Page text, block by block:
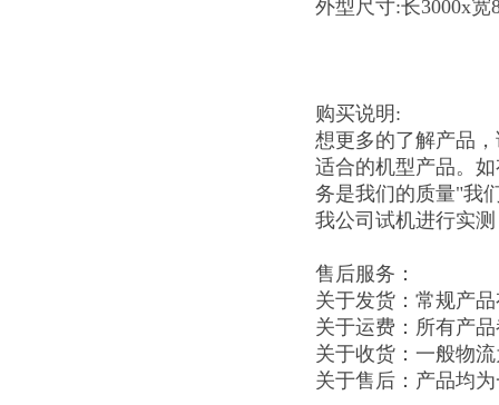
外型尺寸:长3000x宽
购买说明:
想更多的了解产品
适合的机型产品。
务是我们的质量"我
我公司试机进行实
售后服务：
关于发货：常规产
关于运费：所有产
关于收货：一般物
关于售后：产品均